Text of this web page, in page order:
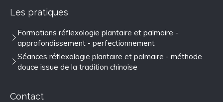
Les pratiques
Formations réflexologie plantaire et palmaire -
approfondissement - perfectionnement
Séances réflexologie plantaire et palmaire - méthode
douce issue de la tradition chinoise
Contact